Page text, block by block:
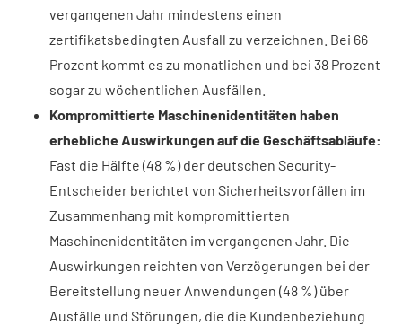
vergangenen Jahr mindestens einen
zertifikatsbedingten Ausfall zu verzeichnen. Bei 66
Prozent kommt es zu monatlichen und bei 38 Prozent
sogar zu wöchentlichen Ausfällen.
Kompromittierte Maschinenidentitäten haben
erhebliche Auswirkungen auf die Geschäftsabläufe:
Fast die Hälfte (48 %) der deutschen Security-
Entscheider berichtet von Sicherheitsvorfällen im
Zusammenhang mit kompromittierten
Maschinenidentitäten im vergangenen Jahr. Die
Auswirkungen reichten von Verzögerungen bei der
Bereitstellung neuer Anwendungen (48 %) über
Ausfälle und Störungen, die die Kundenbeziehung